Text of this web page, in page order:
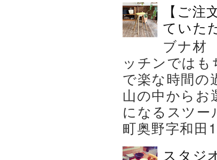
【ご
ていた
ブナ材
ッチンでは
で楽な時間の
山の中から
になるスツー
町奥野字和
スタジ